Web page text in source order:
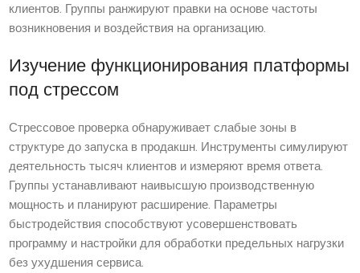
клиентов. Группы ранжируют правки на основе частоты
возникновения и воздействия на организацию.
Изучение функционирования платформы
под стрессом
Стрессовое проверка обнаруживает слабые зоны в
структуре до запуска в продакшн. Инструменты симулируют
деятельность тысяч клиентов и измеряют время ответа.
Группы устанавливают наивысшую производственную
мощность и планируют расширение. Параметры
быстродействия способствуют усовершенствовать
программу и настройки для обработки предельных нагрузки
без ухудшения сервиса.